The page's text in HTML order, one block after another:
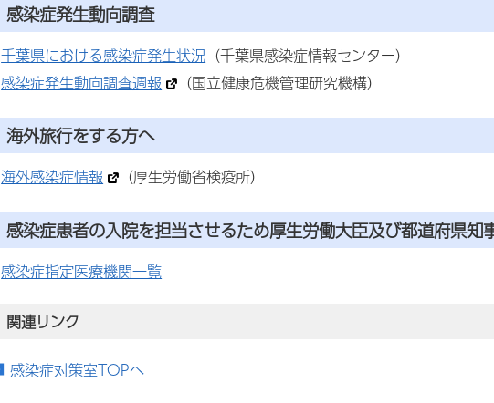
感染症発生動向調査
千葉県における感染症発生状況 （千葉県感染症情報センター）
感染症発生動向調査週報
（国立健康危機管理研究機構）
海外旅行をする方へ
海外感染症情報 （厚生労働省検疫所）
感染症患者の入院を担当させるため厚生労働大臣及び都道府県知
感染症指定医療機関一覧
関連リンク
感染症対策室TOPへ